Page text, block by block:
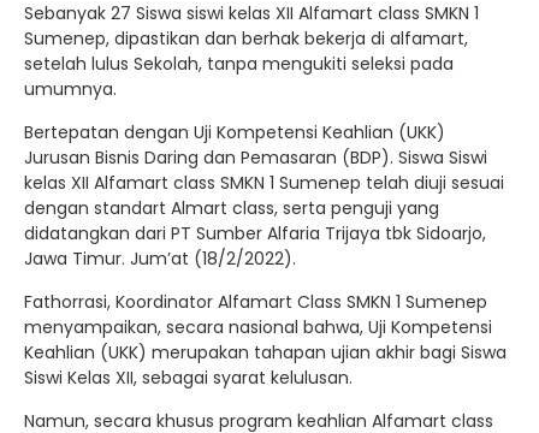
Sebanyak 27 Siswa siswi kelas XII Alfamart class SMKN 1
Sumenep, dipastikan dan berhak bekerja di alfamart,
setelah lulus Sekolah, tanpa mengukiti seleksi pada
umumnya.
Bertepatan dengan Uji Kompetensi Keahlian (UKK)
Jurusan Bisnis Daring dan Pemasaran (BDP). Siswa Siswi
kelas XII Alfamart class SMKN 1 Sumenep telah diuji sesuai
dengan standart Almart class, serta penguji yang
didatangkan dari PT Sumber Alfaria Trijaya tbk Sidoarjo,
Jawa Timur. Jum’at (18/2/2022).
Fathorrasi, Koordinator Alfamart Class SMKN 1 Sumenep
menyampaikan, secara nasional bahwa, Uji Kompetensi
Keahlian (UKK) merupakan tahapan ujian akhir bagi Siswa
Siswi Kelas XII, sebagai syarat kelulusan.
Namun, secara khusus program keahlian Alfamart class